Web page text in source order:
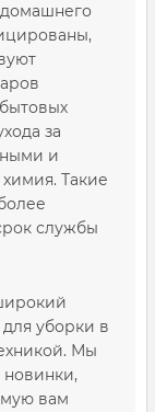
за
и
Такие
службы
уборки в
Мы
новинки,
вам